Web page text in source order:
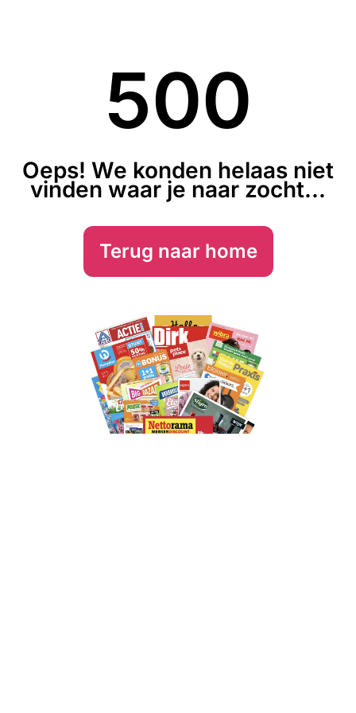
500
Oeps! We konden helaas niet
vinden waar je naar zocht...
Terug naar home